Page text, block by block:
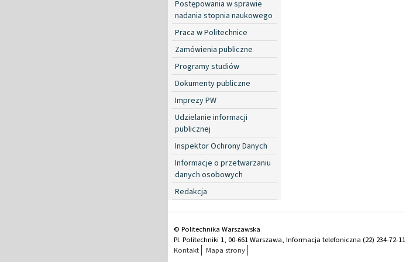
Postępowania w sprawie
nadania stopnia naukowego
Praca w Politechnice
Zamówienia publiczne
Programy studiów
Dokumenty publiczne
Imprezy PW
Udzielanie informacji
publicznej
Inspektor Ochrony Danych
Informacje o przetwarzaniu
danych osobowych
Redakcja
© Politechnika Warszawska
Pl. Politechniki 1, 00-661 Warszawa, Informacja telefoniczna (22) 234-72-11
Kontakt
Mapa strony